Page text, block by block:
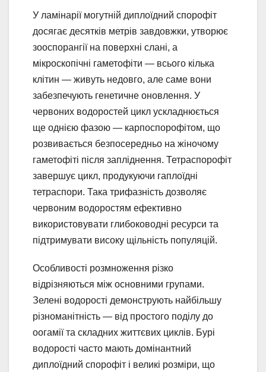
У ламінарії могутній диплоїдний спорофіт
досягає десятків метрів завдовжки, утворює
зооспорангії на поверхні слані, а
мікроскопічні гаметофіти — всього кілька
клітин — живуть недовго, але саме вони
забезпечують генетичне оновлення. У
червоних водоростей цикл ускладнюється
ще однією фазою — карпоспорофітом, що
розвивається безпосередньо на жіночому
гаметофіті після запліднення. Тетраспорофіт
завершує цикл, продукуючи гаплоїдні
тетраспори. Така трифазність дозволяє
червоним водоростям ефективно
використовувати глибоководні ресурси та
підтримувати високу щільність популяцій.
Особливості розмноження різко
відрізняються між основними групами.
Зелені водорості демонструють найбільшу
різноманітність — від простого поділу до
оогамії та складних життєвих циклів. Бурі
водорості часто мають домінантний
диплоїдний спорофіт і великі розміри, що